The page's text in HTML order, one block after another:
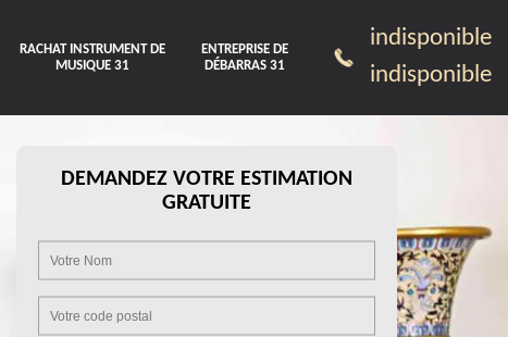
RACHAT INSTRUMENT DE
MUSIQUE 31
ENTREPRISE DE
DÉBARRAS 31
indisponible
indisponible
DEMANDEZ VOTRE ESTIMATION
GRATUITE